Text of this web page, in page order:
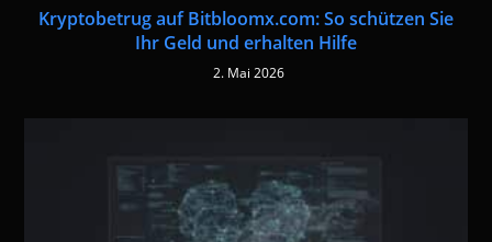
Kryptobetrug auf Bitbloomx.com: So schützen Sie
Ihr Geld und erhalten Hilfe
2. Mai 2026